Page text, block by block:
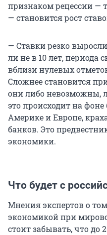
признаком рецессии —
— становится рост
— Ставки резко
ли не в 10 лет,
вблизи нулевых
Сложнее становится
они либо невозможны,
это происходит на
Америке и Европе,
банков. Это
экономики.
Что будет с
Мнения экспертов о
экономикой при
стоит забывать, что до